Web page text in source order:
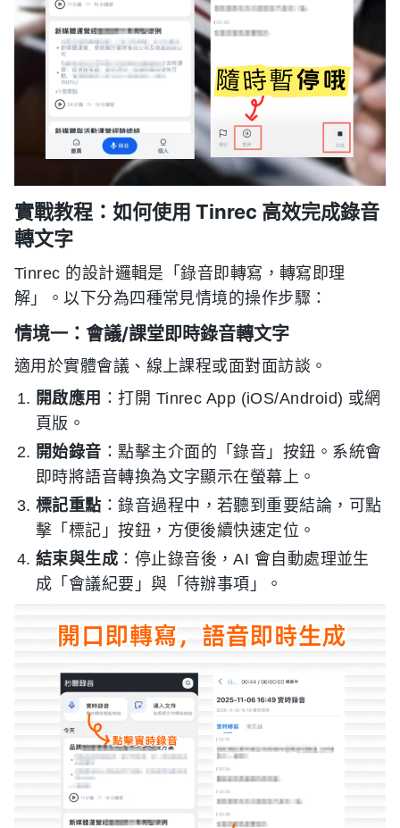
實戰教程：如何使用 Tinrec 高效完成錄音
轉文字
Tinrec 的設計邏輯是「錄音即轉寫，轉寫即理
解」。以下分為四種常見情境的操作步驟：
情境一：會議/課堂即時錄音轉文字
適用於實體會議、線上課程或面對面訪談。
開啟應用 ：打開 Tinrec App (iOS/Android) 或網
頁版。
開始錄音 ：點擊主介面的「錄音」按鈕。系統會
即時將語音轉換為文字顯示在螢幕上。
標記重點 ：錄音過程中，若聽到重要結論，可點
擊「標記」按鈕，方便後續快速定位。
結束與生成 ：停止錄音後，AI 會自動處理並生
成「會議紀要」與「待辦事項」。